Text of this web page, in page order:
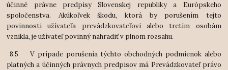
účinné právne predpisy Slovenskej republiky a Európskeho
spoločenstva. Akúkoľvek škodu, ktorá by porušením tejto
povinnosti užívateľa prevádzkovateľovi alebo tretím osobám
vznikla, je užívateľ povinný nahradiť v plnom rozsahu.
8.5 V prípade porušenia týchto obchodných podmienok alebo
platných a účinných právnych predpisov má Prevádzkovateľ právo